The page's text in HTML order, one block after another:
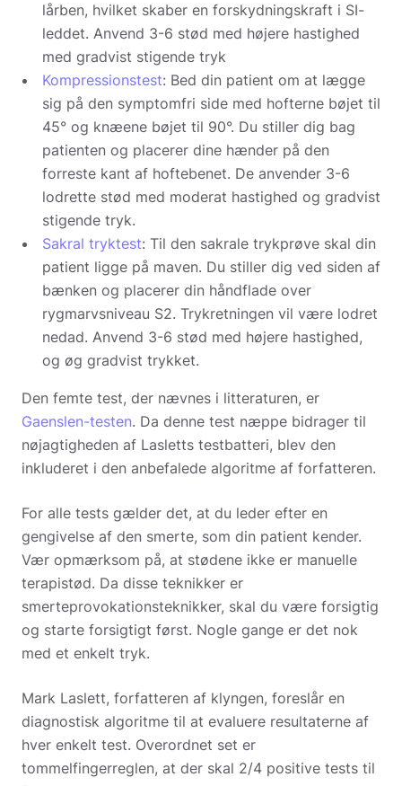
lårben, hvilket skaber en forskydningskraft i SI-
leddet. Anvend 3-6 stød med højere hastighed
med gradvist stigende tryk
Kompressionstest: Bed din patient om at lægge
sig på den symptomfri side med hofterne bøjet til
45° og knæene bøjet til 90°. Du stiller dig bag
patienten og placerer dine hænder på den
forreste kant af hoftebenet. De anvender 3-6
lodrette stød med moderat hastighed og gradvist
stigende tryk.
Sakral tryktest: Til den sakrale trykprøve skal din
patient ligge på maven. Du stiller dig ved siden af
bænken og placerer din håndflade over
rygmarvsniveau S2. Trykretningen vil være lodret
nedad. Anvend 3-6 stød med højere hastighed,
og øg gradvist trykket.
Den femte test, der nævnes i litteraturen, er
Gaenslen-testen. Da denne test næppe bidrager til
nøjagtigheden af Lasletts testbatteri, blev den
inkluderet i den anbefalede algoritme af forfatteren.
For alle tests gælder det, at du leder efter en
gengivelse af den smerte, som din patient kender.
Vær opmærksom på, at stødene ikke er manuelle
terapistød. Da disse teknikker er
smerteprovokationsteknikker, skal du være forsigtig
og starte forsigtigt først. Nogle gange er det nok
med et enkelt tryk.
Mark Laslett, forfatteren af klyngen, foreslår en
diagnostisk algoritme til at evaluere resultaterne af
hver enkelt test. Overordnet set er
tommelfingerreglen, at der skal 2/4 positive tests til